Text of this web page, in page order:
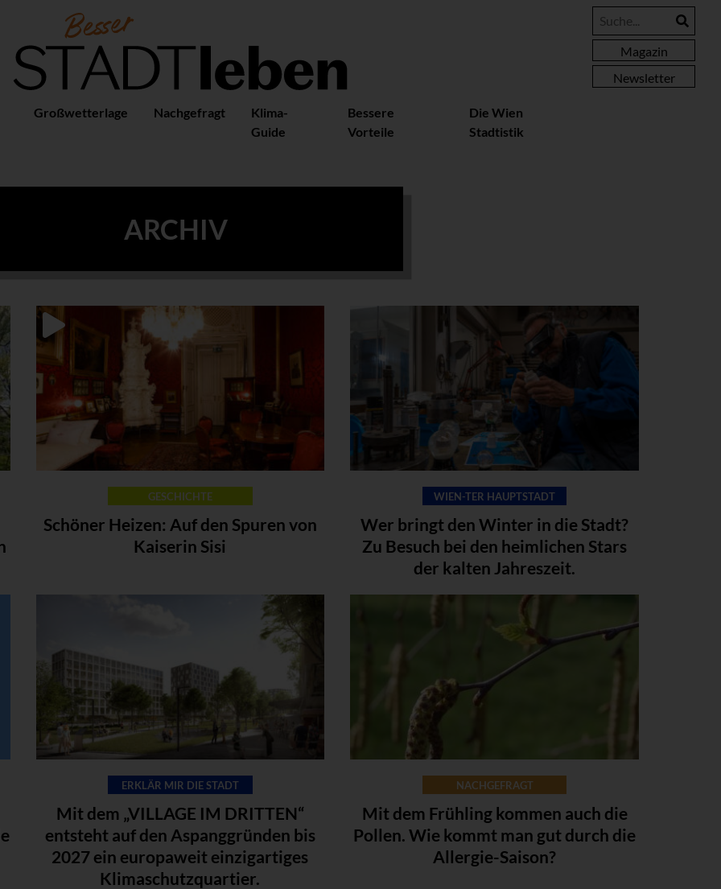
Magazin
Newsletter
Großwetterlage Nachgefragt
Klima-
Guide
Bessere
Vorteile
Die Wien
Stadtistik
ARCHIV
GESCHICHTE
Schöner Heizen: Auf den Spuren von
Kaiserin Sisi
WIEN-TER HAUPTSTADT
Wer bringt den Winter in die Stadt?
Zu Besuch bei den heimlichen Stars
der kalten Jahreszeit.
ERKLÄR MIR DIE STADT
Mit dem „VILLAGE IM DRITTEN“
entsteht auf den Aspanggründen bis
2027 ein europaweit einzigartiges
Klimaschutzquartier.
NACHGEFRAGT
Mit dem Frühling kommen auch die
Pollen. Wie kommt man gut durch die
Allergie-Saison?